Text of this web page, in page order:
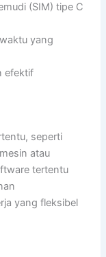
(SIM) tipe C
yang
efektif
seperti
atau
tertentu
yang fleksibel